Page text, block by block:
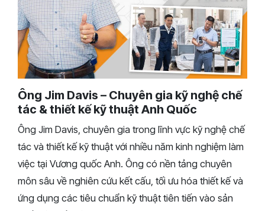
Ông Jim Davis – Chuyên gia kỹ nghệ chế
tác & thiết kế kỹ thuật Anh Quốc
Ông Jim Davis, chuyên gia trong lĩnh vực kỹ nghệ chế
tác và thiết kế kỹ thuật với nhiều năm kinh nghiệm làm
việc tại Vương quốc Anh. Ông có nền tảng chuyên
môn sâu về nghiên cứu kết cấu, tối ưu hóa thiết kế và
ứng dụng các tiêu chuẩn kỹ thuật tiên tiến vào sản